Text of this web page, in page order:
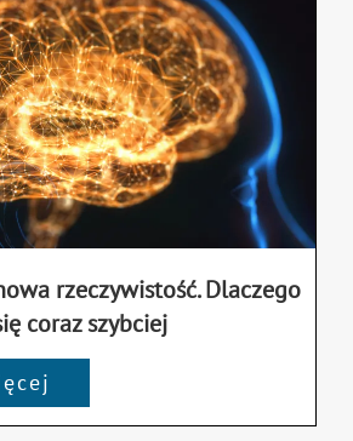
rzeczywistość. Dlaczego
coraz szybciej